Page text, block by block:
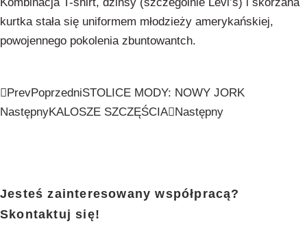
kurtka stała się uniformem młodzieży amerykańskiej,
powojennego pokolenia zbuntowantch.
PrevPoprzedniSTOLICE MODY: NOWY JORK
NastępnyKALOSZE SZCZĘŚCIA Następny
Jesteś zainteresowany współpracą?
Skontaktuj się!